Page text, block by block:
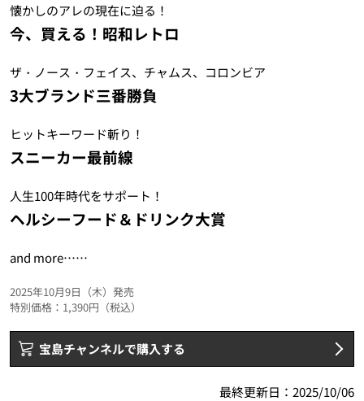
懐かしのアレの現在に迫る！
今、買える！昭和レトロ
ザ・ノース・フェイス、チャムス、コロンビア
3大ブランド三番勝負
ヒットキーワード斬り！
スニーカー最前線
人生100年時代をサポート！
ヘルシーフード＆ドリンク大賞
and more……
2025年10月9日（木）発売
特別価格：1,390円（税込）
宝島チャンネルで購入する
最終更新日：2025/10/06